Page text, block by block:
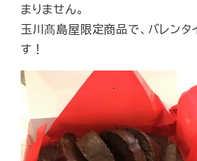
まりません。
玉川髙島屋限定商品で、バレンタ
す！